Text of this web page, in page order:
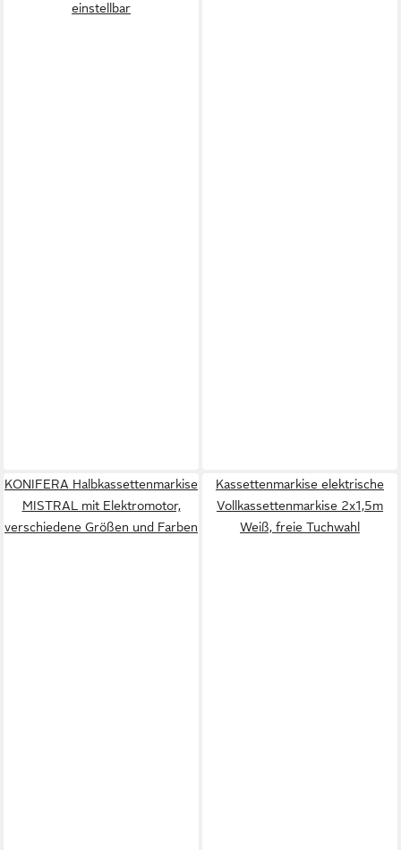
einstellbar
KONIFERA Halbkassettenmarkise
MISTRAL mit Elektromotor,
verschiedene Größen und Farben
Kassettenmarkise elektrische
Vollkassettenmarkise 2x1,5m
Weiß, freie Tuchwahl